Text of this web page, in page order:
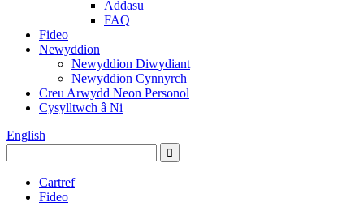
Addasu
FAQ
Fideo
Newyddion
Newyddion Diwydiant
Newyddion Cynnyrch
Creu Arwydd Neon Personol
Cysylltwch â Ni
English
Cartref
Fideo